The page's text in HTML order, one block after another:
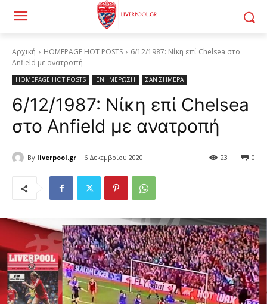
Αρχική HOMEPAGE HOT POSTS
6/12/1987: Νίκη επί Chelsea στο
Anfield με ανατροπή
HOMEPAGE HOT POSTS ΕΝΗΜΕΡΩΣΗ ΣΑΝ ΣΗΜΕΡΑ
6/12/1987: Νίκη επί Chelsea
στο Anfield με ανατροπή
By liverpool.gr 6 Δεκεμβρίου 2020 0
23